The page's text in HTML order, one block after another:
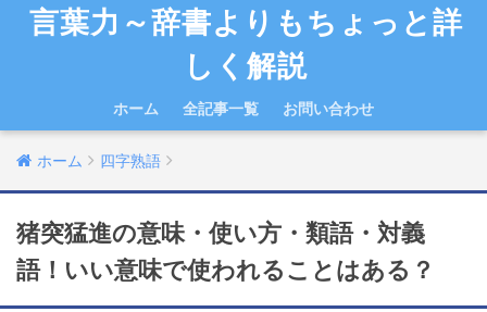
言葉力～辞書よりもちょっと詳
しく解説
ホーム 全記事一覧 お問い合わせ
ホーム 四字熟語
猪突猛進の意味・使い方・類語・対義
語！いい意味で使われることはある？